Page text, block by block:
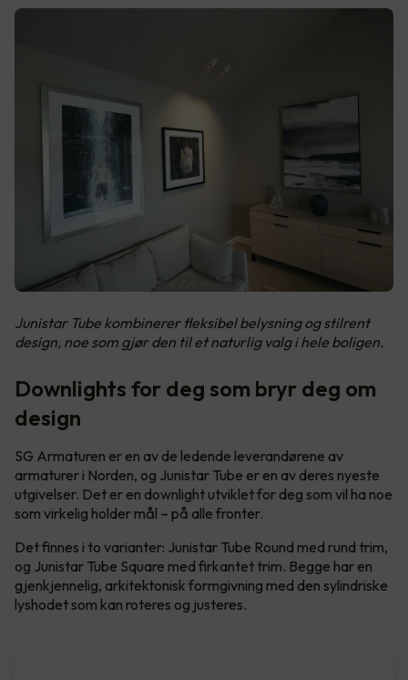
Junistar Tube kombinerer fleksibel belysning og stilrent
design, noe som gjør den til et naturlig valg i hele boligen.
Downlights for deg som bryr deg om
design
SG Armaturen er en av de ledende leverandørene av
armaturer i Norden, og Junistar Tube er en av deres nyeste
utgivelser. Det er en downlight utviklet for deg som vil ha noe
som virkelig holder mål – på alle fronter.
Det finnes i to varianter: Junistar Tube Round med rund trim,
og Junistar Tube Square med firkantet trim. Begge har en
gjenkjennelig, arkitektonisk formgivning med den sylindriske
lyshodet som kan roteres og justeres.